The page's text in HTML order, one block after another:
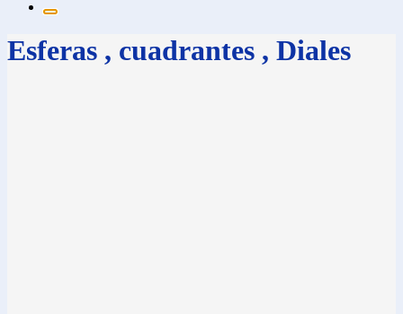
Esferas , cuadrantes , Diales